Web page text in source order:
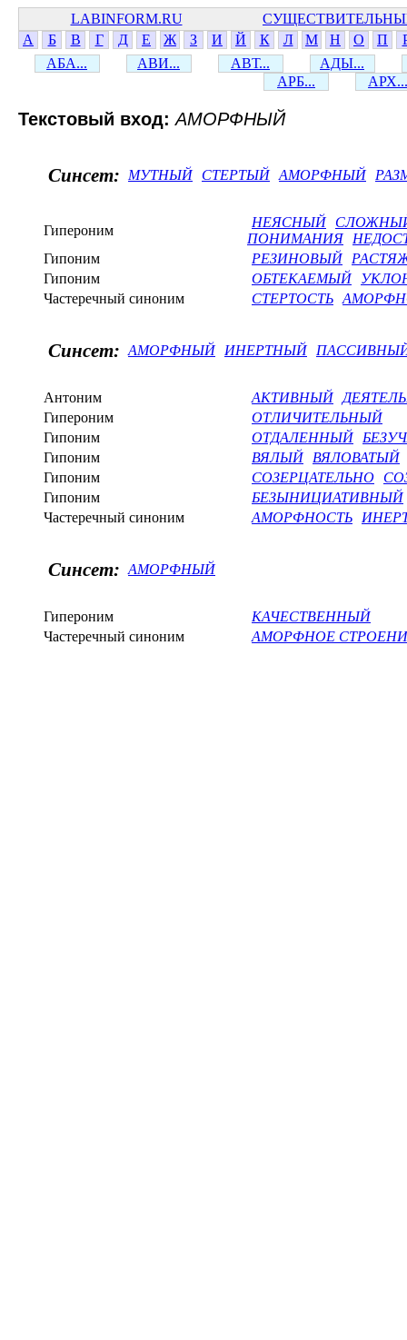
LABINFORM.RU
А
Б В Г Д Е Ж З И Й К Л М Н О П
АБА...
АВИ... АВТ...
АДЫ...
АРБ...
АРХ...
Текстовый вход:АМОРФНЫЙ
Синсет: МУТНЫЙ СТЕРТЫЙ АМОРФНЫЙ
Гипероним
НЕЯСНЫЙ
ПОНИМАНИЯ
Гипоним
РЕЗИНОВЫЙ
Гипоним
ОБТЕКАЕМЫЙ
Частеречный синоним
СТЕРТОСТЬ
Синсет: АМОРФНЫЙ ИНЕРТНЫЙ
Антоним АКТИВНЫЙ
Гипероним
ОТЛИЧИТЕЛЬНЫЙ
Гипоним
ОТДАЛЕННЫЙ
Гипоним
ВЯЛЫЙ
ВЯЛОВАТЫЙ
Гипоним
СОЗЕРЦАТЕЛЬНО
Гипоним
БЕЗЫНИЦИАТИВНЫЙ
Частеречный синоним
АМОРФНОСТЬ
Синсет: АМОРФНЫЙ
Гипероним
КАЧЕСТВЕННЫЙ
Частеречный синоним
АМОРФНОЕ